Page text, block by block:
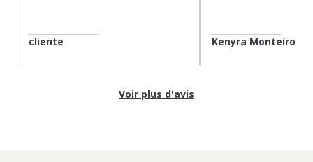
cliente Kenyra Monteiro
Voir plus d'avis